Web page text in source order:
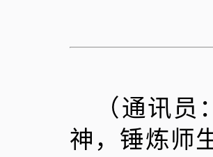
（通讯
神 ，锤炼师